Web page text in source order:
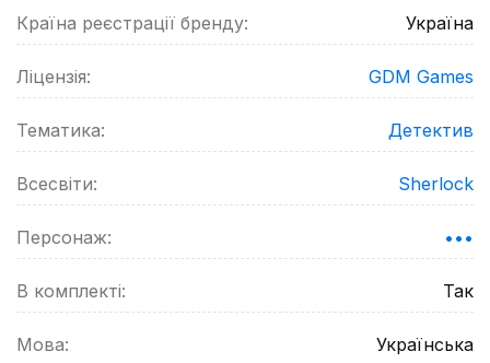
Країна реєстрації бренду: Україна
Ліцензія: GDM Games
Тематика: Детектив
Всесвіти: Sherlock
Персонаж: •••
В комплекті: Так
Мова: Українська